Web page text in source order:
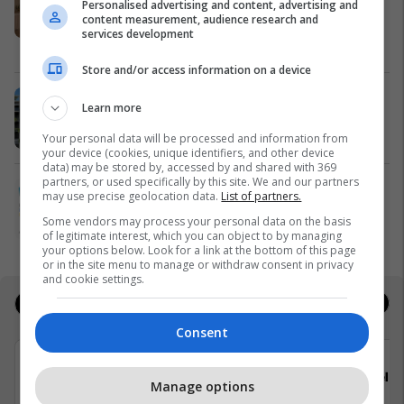
ITALWAX Kosova sjell standarde të
reja për depilim dhe kujdes ndaj
lëkurës
Branding profesional për biznesin
tuaj me Plan B Creative
Plan B
Real Estate
Personalised advertising and content, advertising and
content measurement, audience research and
services development
Store and/or access information on a device
Learn more
Your personal data will be processed and information from
your device (cookies, unique identifiers, and other device
data) may be stored by, accessed by and shared with 369
partners, or used specifically by this site. We and our partners
may use precise geolocation data. List of partners.
Some vendors may process your personal data on the basis
of legitimate interest, which you can object to by managing
your options below. Look for a link at the bottom of this page
or in the site menu to manage or withdraw consent in privacy
and cookie settings.
Consent
Manage options